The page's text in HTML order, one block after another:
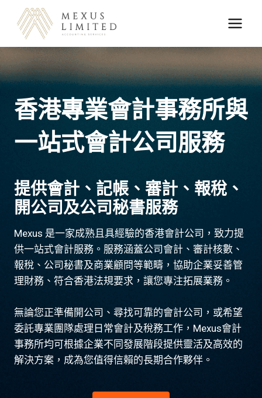
content
香港專業會計事務所與
一站式會計公司服務
提供會計、記帳、審計、報稅、
開公司及公司秘書服務
Mexus 是一家成熟且具經驗的香港會計公司，致力提
供一站式會計服務。服務涵蓋公司會計、審計核數、
報稅、公司秘書及商業顧問等範疇，協助企業妥善管
理財務、符合香港法規要求，讓您專注拓展業務。
無論您正準備開公司、尋找可靠的會計公司，或希望
委託專業團隊處理日常會計及稅務工作，Mexus會計
事務所均可根據企業不同發展階段提供靈活及高效的
解決方案，成為您值得信賴的長期合作夥伴。